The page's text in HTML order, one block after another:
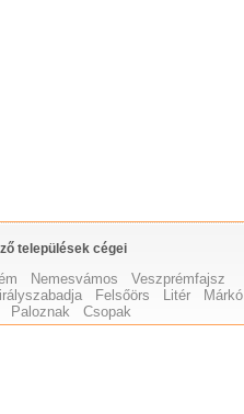
települések cégei
Nemesvámos
Veszprémfajsz
Felsőörs Litér
Márkó
Paloznak Csopak